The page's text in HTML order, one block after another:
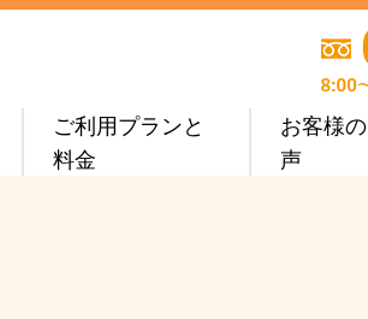
ご利用プランと
料金
お客様の
声